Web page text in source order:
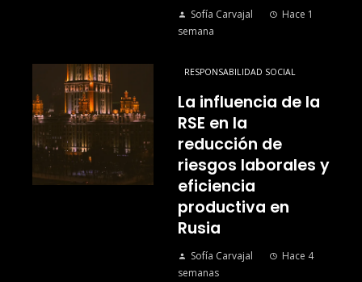
Sofía Carvajal
Hace 1
semana
RESPONSABILIDAD SOCIAL
La influencia de la
RSE en la
reducción de
riesgos laborales y
eficiencia
productiva en
Rusia
Sofía Carvajal
Hace 4
semanas